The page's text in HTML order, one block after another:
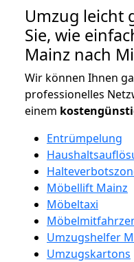
Umzug leicht
Sie, wie
Mainz nach
Wir können Ihnen
professionelles
einem
Entrümpelung
Möbellift Mainz
Möbeltaxi
Umzugshelfer
Umzugskartons